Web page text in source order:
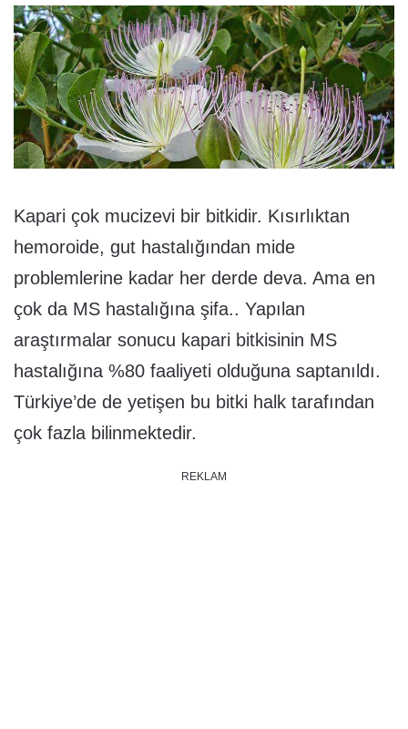
Kapari çok mucizevi bir bitkidir. Kısırlıktan
hemoroide, gut hastalığından mide
problemlerine kadar her derde deva. Ama en
çok da MS hastalığına şifa.. Yapılan
araştırmalar sonucu kapari bitkisinin MS
hastalığına %80 faaliyeti olduğuna saptanıldı.
Türkiye’de de yetişen bu bitki halk tarafından
çok fazla bilinmektedir.
REKLAM